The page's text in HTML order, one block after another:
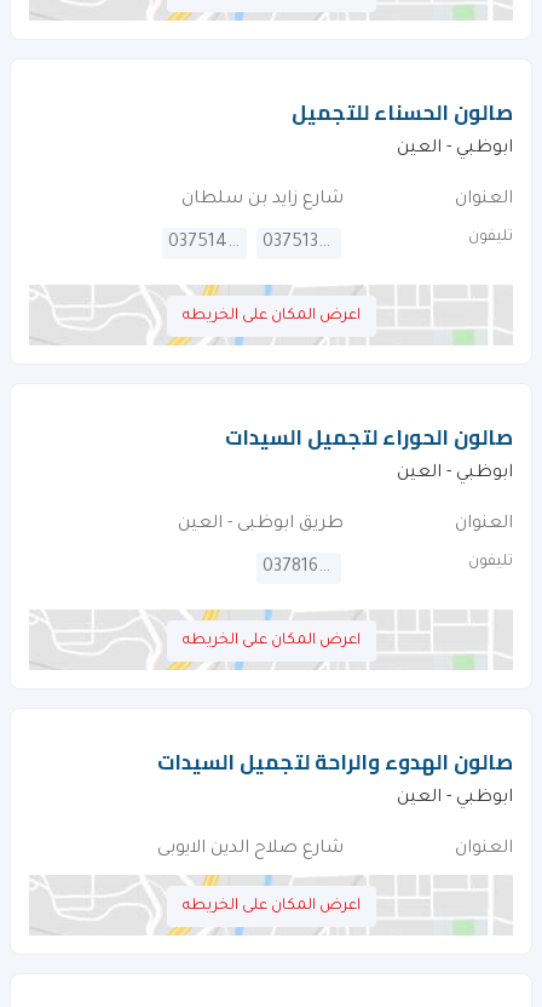
صالون الحسناء للتجميل
ابوظبي - العين
العنوان شارع زايد بن سلطان
تليفون 037513675
037514330
اعرض المكان على الخريطه
صالون الحوراء لتجميل السيدات
ابوظبي - العين
العنوان طريق ابوظبى - العين
تليفون 037816455
اعرض المكان على الخريطه
صالون الهدوء والراحة لتجميل السيدات
ابوظبي - العين
العنوان شارع صلاح الدين الايوبى
اعرض المكان على الخريطه